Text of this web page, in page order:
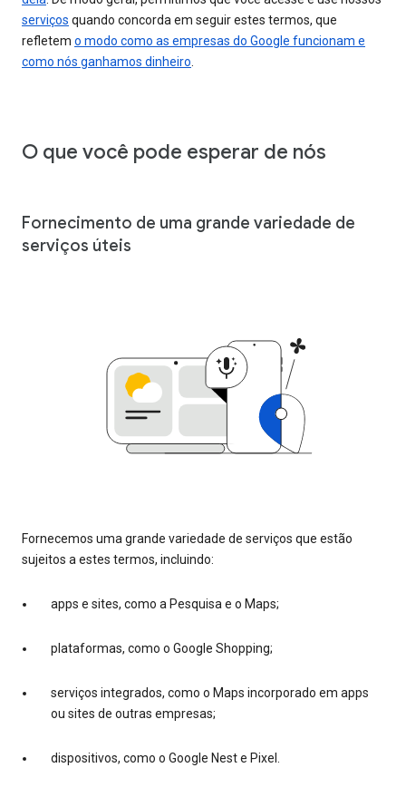
serviços quando concorda em seguir estes termos, que
refletem o modo como as empresas do Google funcionam e
como nós ganhamos dinheiro
O que você pode esperar de nós
Fornecimento de uma grande variedade de
serviços úteis
Fornecemos uma grande variedade de serviços que estão
sujeitos a estes termos, incluindo:
apps e sites, como a Pesquisa e o Maps;
plataformas, como o Google Shopping;
serviços integrados, como o Maps incorporado em apps
ou sites de outras empresas;
dispositivos, como o Google Nest e Pixel.